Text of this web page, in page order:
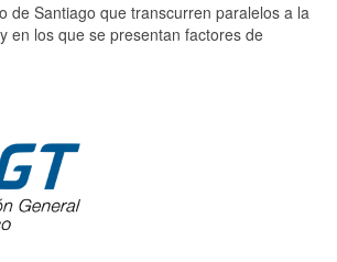
de Santiago que transcurren paralelos a la
en los que se presentan factores de